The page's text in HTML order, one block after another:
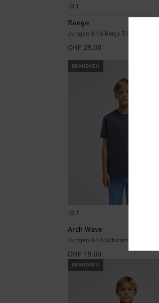
1
Range
Jungen 8-16 Beige T-Shirt
CHF 29,00
BRANDNEU
7
Arch Wave
Jungen 8-16 Schwarz T-Shirt
CHF 19,00
BRANDNEU